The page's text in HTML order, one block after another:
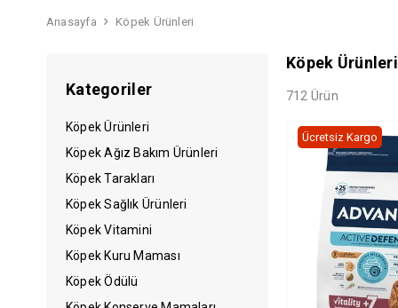
Kedi
Köpek
Hamster
Anasayfa Köpek Ürünleri
Kategoriler
Köpek Ürünleri
Köpek Ağız Bakım Ürünleri
Köpek Tarakları
Köpek Sağlık Ürünleri
Köpek Vitamini
Köpek Kuru Maması
Köpek Ödülü
Köpek Ürünleri
712 Ürün
Ücretsiz Kargo